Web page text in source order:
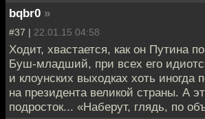
bqbr0 »
#37 | 22.01.15 04:58
Ходит, хвастается, как он Путина
Буш-младший, при всех его
и клоунских выходках хоть иногда
на президента великой страны. А
подросток... «Наберут, глядь, по